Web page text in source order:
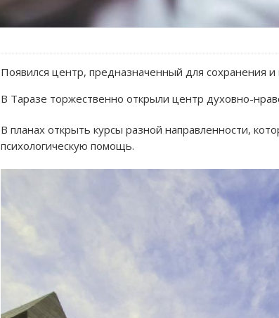
Появился центр, предназначенный для сохранения
В Таразе торжественно открыли центр духовно-
В планах открыть курсы разной направленности,
психологическую помощь.